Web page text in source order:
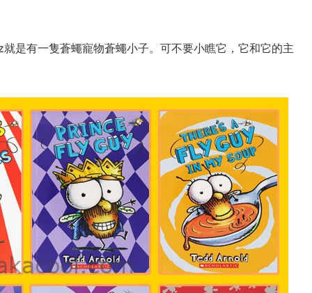
是有一隻蒼蠅寵物蒼蠅小子。可不要小瞧它，它和它的主